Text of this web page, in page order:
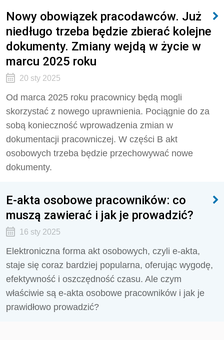
Nowy obowiązek pracodawców. Już
niedługo trzeba będzie zbierać kolejne
dokumenty. Zmiany wejdą w życie w
marcu 2025 roku
20 sty 2025
Od marca 2025 roku pracownicy będą mogli
skorzystać z nowego uprawnienia. Pociągnie do za
sobą konieczność wprowadzenia zmian w
dokumentacji pracowniczej. W części B akt
osobowych trzeba będzie przechowywać nowe
dokumenty.
E-akta osobowe pracowników: co
muszą zawierać i jak je prowadzić?
16 sty 2025
Elektroniczna forma akt osobowych, czyli e-akta,
staje się coraz bardziej popularna, oferując wygodę,
efektywność i oszczędność czasu. Ale czym
właściwie są e-akta osobowe pracowników i jak je
prawidłowo prowadzić?